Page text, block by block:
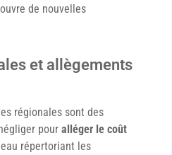
de nouvelles
et allègements
régionales sont des
pour alléger le coût
répertoriant les